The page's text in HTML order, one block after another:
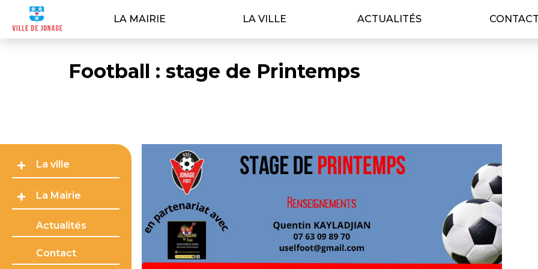
LA MAIRIE LA VILLE ACTUALITÉS
Football : stage de Printemps
La ville
La Mairie
Actualités
Contact